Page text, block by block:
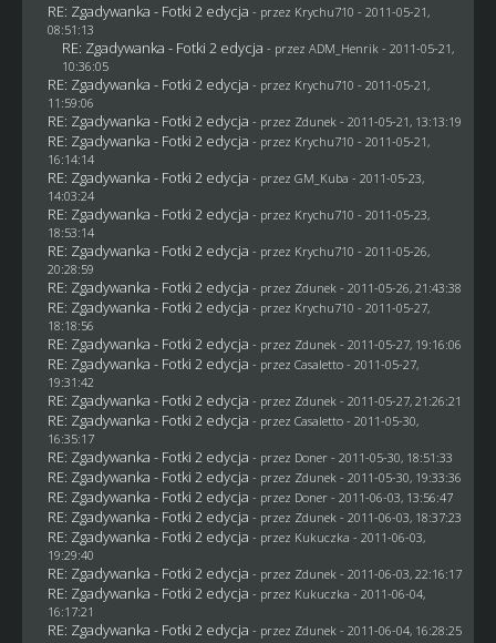
RE: Zgadywanka - Fotki 2 edycja - przez Krychu710 - 2011-05-21,
08:51:13
RE: Zgadywanka - Fotki 2 edycja - przez ADM_Henrik - 2011-05-21,
10:36:05
RE: Zgadywanka - Fotki 2 edycja - przez Krychu710 - 2011-05-21,
11:59:06
RE: Zgadywanka - Fotki 2 edycja - przez Zdunek - 2011-05-21, 13:13:19
RE: Zgadywanka - Fotki 2 edycja - przez Krychu710 - 2011-05-21,
16:14:14
RE: Zgadywanka - Fotki 2 edycja - przez GM_Kuba - 2011-05-23,
14:03:24
RE: Zgadywanka - Fotki 2 edycja - przez Krychu710 - 2011-05-23,
18:53:14
RE: Zgadywanka - Fotki 2 edycja - przez Krychu710 - 2011-05-26,
20:28:59
RE: Zgadywanka - Fotki 2 edycja - przez Zdunek - 2011-05-26, 21:43:38
RE: Zgadywanka - Fotki 2 edycja - przez Krychu710 - 2011-05-27,
18:18:56
RE: Zgadywanka - Fotki 2 edycja - przez Zdunek - 2011-05-27, 19:16:06
RE: Zgadywanka - Fotki 2 edycja - przez Casaletto- 2011-05-27,
19:31:42
RE: Zgadywanka - Fotki 2 edycja - przez Zdunek - 2011-05-27, 21:26:21
RE: Zgadywanka - Fotki 2 edycja - przez Casaletto- 2011-05-30,
16:35:17
RE: Zgadywanka - Fotki 2 edycja - przez Doner- 2011-05-30, 18:51:33
RE: Zgadywanka - Fotki 2 edycja - przez Zdunek - 2011-05-30, 19:33:36
RE: Zgadywanka - Fotki 2 edycja - przez Doner- 2011-06-03, 13:56:47
RE: Zgadywanka - Fotki 2 edycja - przez Zdunek - 2011-06-03, 18:37:23
RE: Zgadywanka - Fotki 2 edycja - przez Kukuczka - 2011-06-03,
19:29:40
RE: Zgadywanka - Fotki 2 edycja - przez Zdunek - 2011-06-03, 22:16:17
RE: Zgadywanka - Fotki 2 edycja - przez Kukuczka - 2011-06-04,
16:17:21
RE: Zgadywanka - Fotki 2 edycja - przez Zdunek - 2011-06-04, 16:28:25